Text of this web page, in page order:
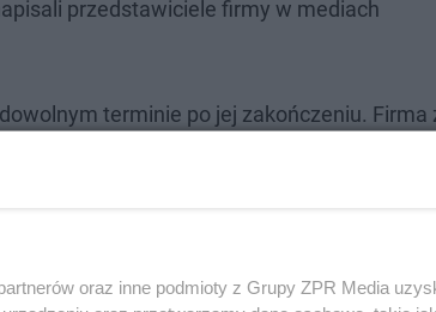
przedstawiciele firmy w mediach
terminie po jej zakończeniu. Firma
i przyłącza. Licytacja odbywa się
oraz inne podmioty z Grupy ZPR Media